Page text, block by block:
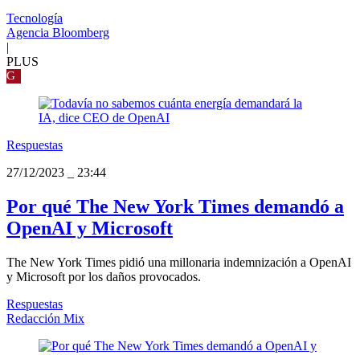
Tecnología
Agencia Bloomberg
|
PLUS
G
Respuestas
27/12/2023
23:44
Por qué The New York Times demandó a
OpenAI y Microsoft
The New York Times pidió una millonaria indemnización a OpenAI
y Microsoft por los daños provocados.
Respuestas
Redacción Mix